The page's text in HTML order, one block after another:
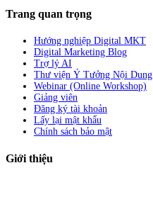
Trang quan trọng
Hướng nghiệp Digital MKT
Digital Marketing Blog
Trợ lý AI
Thư viện Ý Tưởng Nội Dung
Webinar (Online Workshop)
Giảng viên
Đăng ký tài khoản
Lấy lại mật khẩu
Chính sách bảo mật
Giới thiệu